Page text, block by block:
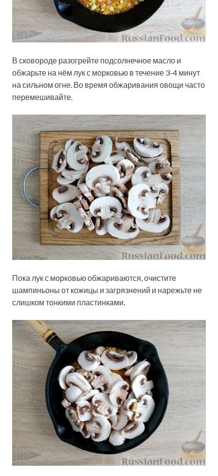
В сковороде разогрейте подсолнечное масло и
обжарьте на нём лук с морковью в течение 3-4 минут
на сильном огне. Во время обжаривания овощи часто
перемешивайте.
Пока лук с морковью обжариваются, очистите
шампиньоны от кожицы и загрязнений и нарежьте не
слишком тонкими пластинками.